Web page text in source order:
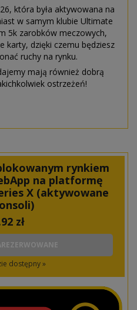
która była aktywowana na
w samym klubie Ultimate
5k zarobków meczowych,
karty, dzięki czemu będziesz
ruchy na rynku.
mają również dobrą
ostrzeżeń!
rynkiem
na platformę
X (aktywowane
zł
dostępny »